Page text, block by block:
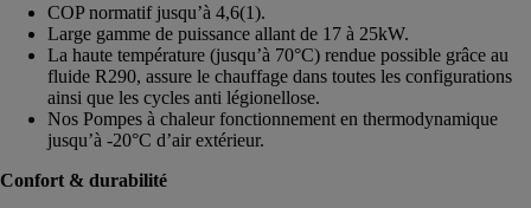
COP normatif jusqu’à 4,6(1).
Large gamme de puissance allant de 17 à 25kW.
La haute température (jusqu’à 70°C) rendue possible grâce au
fluide R290, assure le chauffage dans toutes les configurations
ainsi que les cycles anti légionellose.
Nos Pompes à chaleur fonctionnement en thermodynamique
jusqu’à -20°C d’air extérieur.
Confort & durabilité